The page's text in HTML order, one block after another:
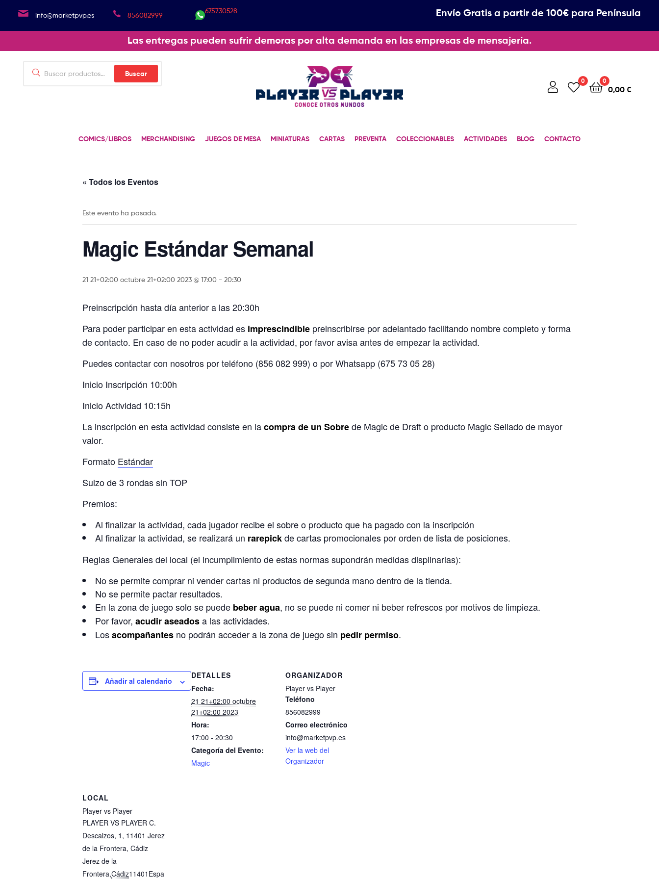
info@marketpvp.es 856082999
675730528 Envío Gratis a partir de 100€ para Península
Las entregas pueden sufrir demoras por alta demanda en las empresas de mensajería.
Buscar
0 0
0,00€
COMICS/LIBROS MERCHANDISING JUEGOS DE MESA MINIATURAS CARTAS PREVENTA COLECCIONABLES ACTIVIDADES BLOG CONTACTO
« Todos los Eventos
Este evento ha pasado.
Magic Estándar Semanal
21 21+02:00 octubre 21+02:00 2023 @ 17:00 - 20:30
Preinscripción hasta día anterior a las 20:30h
Para poder participar en esta actividad es imprescindible preinscribirse por adelantado facilitando nombre completo y forma
de contacto. En caso de no poder acudir a la actividad, por favor avisa antes de empezar la actividad.
Puedes contactar con nosotros por teléfono (856 082 999) o por Whatsapp (675 73 05 28)
Inicio Inscripción 10:00h
Inicio Actividad 10:15h
La inscripción en esta actividad consiste en lacompra de un Sobrede Magic de Draft o producto Magic Sellado de mayor
valor.
Formato Estándar
Suizo de 3 rondas sin TOP
Premios:
Al finalizar la actividad, cada jugador recibe el sobre o producto que ha pagado con la inscripción
Al finalizar la actividad, se realizará un rarepickde cartas promocionales por orden de lista de posiciones.
Reglas Generales del local (el incumplimiento de estas normas supondrán medidas displinarias):
No se permite comprar ni vender cartas ni productos de segunda mano dentro de la tienda.
No se permite pactar resultados.
En la zona de juego solo se puede beber agua, no se puede ni comer ni beber refrescos por motivos de limpieza.
Por favor, acudir aseadosa las actividades.
Losacompañantes no podrán acceder a la zona de juego sin pedir permiso.
Añadir al calendario
DETALLES
Fecha:
21 21+02:00 octubre
21+02:00 2023
Hora:
17:00 - 20:30
Categoría del Evento:
Magic
ORGANIZADOR
Player vs Player
Teléfono
856082999
Correo electrónico
info@marketpvp.es
Ver la web del
Organizador
LOCAL
Player vs Player
PLAYER VS PLAYER C.
Descalzos, 1, 11401 Jerez
de la Frontera, Cádiz
Jerez de la
Frontera,Cádiz11401 Espa